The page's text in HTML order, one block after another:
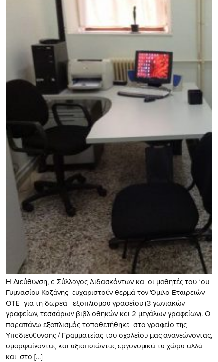
Η Διεύθυνση, ο Σύλλογος Διδασκόντων και οι μαθητές του 1ου
Γυμνασίου Κοζάνης ευχαριστούν θερμά τον Όμιλο Εταιρειών
ΟΤΕ για τη δωρεά εξοπλισμού γραφείου (3 γωνιακών
γραφείων, τεσσάρων βιβλιοθηκών και 2 μεγάλων γραφείων). Ο
παραπάνω εξοπλισμός τοποθετήθηκε στο γραφείο της
Υποδιεύθυνσης / Γραμματείας του σχολείου μας ανανεώνοντας,
ομορφαίνοντας και αξιοποιώντας εργονομικά το χώρο αλλά
και στο […]